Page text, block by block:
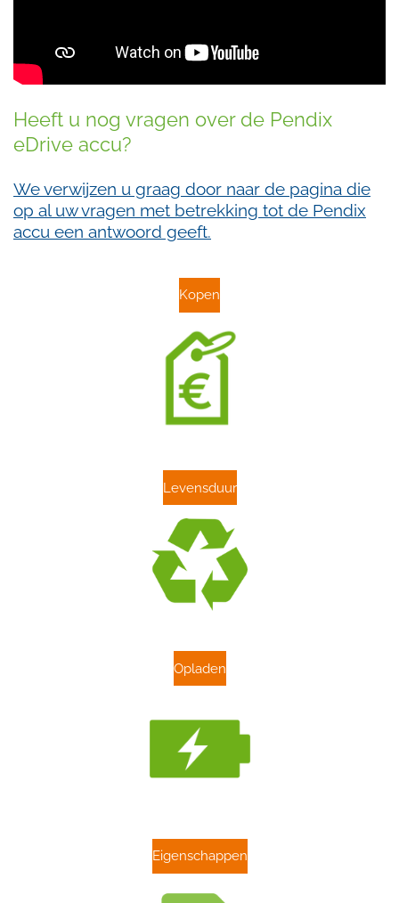
Heeft u nog vragen over de Pendix
eDrive accu?
We verwijzen u graag door naar de pagina die
op al uw vragen met betrekking tot de Pendix
accu een antwoord geeft.
Kopen
Levensduur
Opladen
Eigenschappen